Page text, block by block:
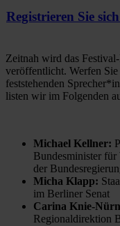
Registrieren Sie
Zeitnah wird das
veröffentlicht. Werfen Sie
feststehenden
listen wir im Folgenden
Michael Kellner:
Bundesminister
der
Micha Klapp:
im Berliner Senat
Carina Knie-
Regionaldirektion